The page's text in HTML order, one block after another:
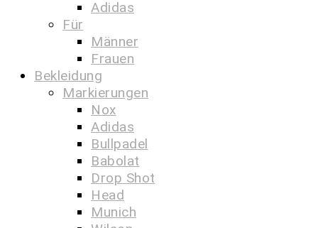
Adidas
Für
Männer
Frauen
Bekleidung
Markierungen
Nox
Adidas
Bullpadel
Babolat
Drop Shot
Head
Munich